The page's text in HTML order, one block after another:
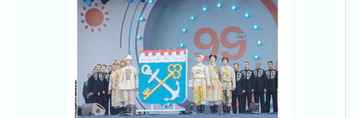
Полумрак бьёт по карману
04 августа 2026
Вниманию автомобилистов!
04 августа 2026
Память, сталь и музыка
04 августа 2026